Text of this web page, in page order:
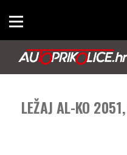
LEŽAJ AL-KO